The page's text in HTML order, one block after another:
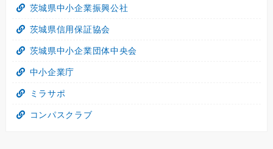
茨城県中小企業振興公社
茨城県信用保証協会
茨城県中小企業団体中央会
中小企業庁
ミラサポ
コンパスクラブ